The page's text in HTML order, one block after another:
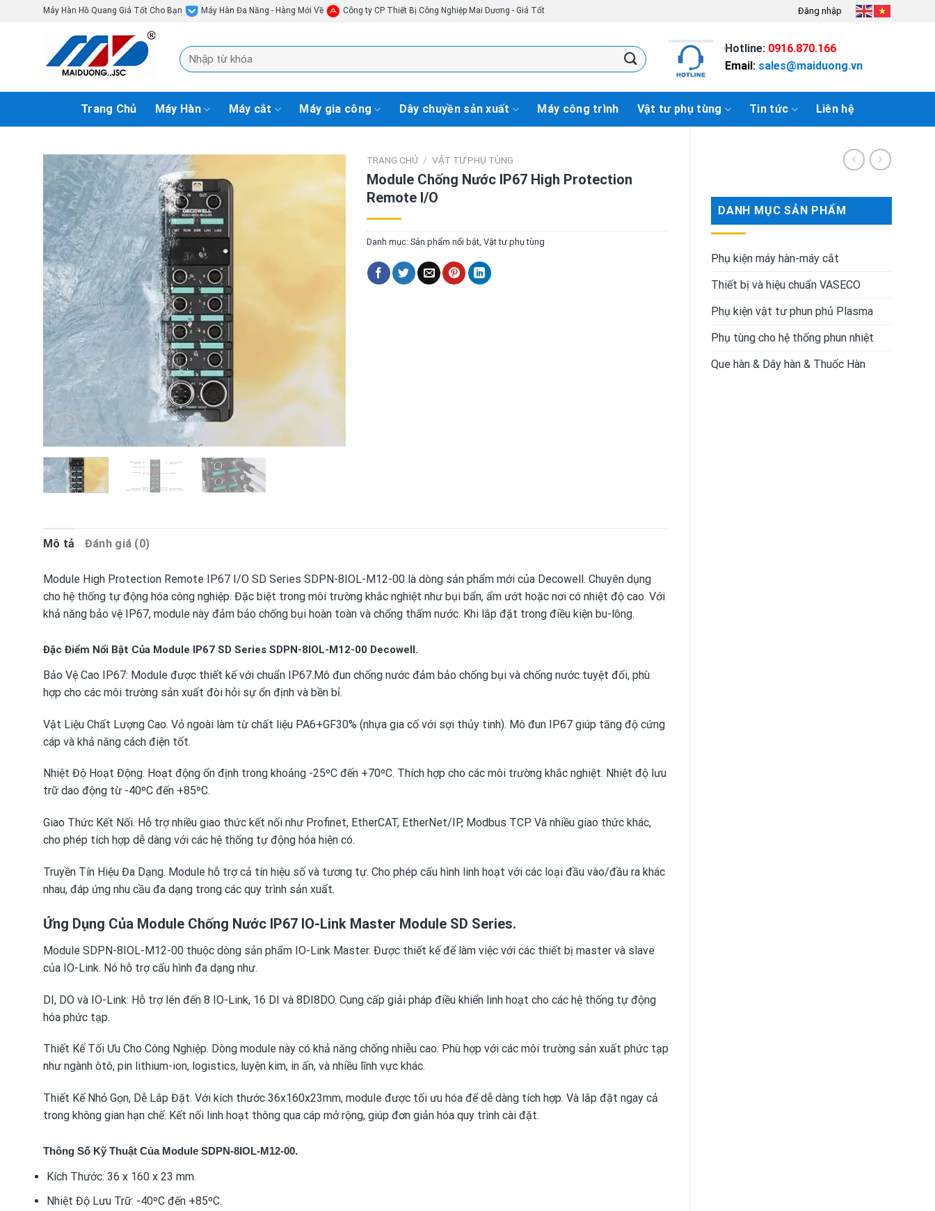
Máy Hàn Hồ Quang Giá Tốt Cho Bạn Máy Hàn Đa Năng - Hàng Mới Về Công ty CP Thiết Bị Công Nghiệp Mai Dương - Giá Tốt Đăng nhập
Tìm
kiếm:
Hotline: 0916.870.166
Email: sales@maiduong.vn
Trang Chủ Máy Hàn Máy cắt Máy gia công Dây chuyền sản xuất Máy công trình Vật tư phụ tùng Tin tức Liên hệ
DANH MỤC SẢN PHẨM
Phụ kiện máy hàn-máy cắt
Thiết bị và hiệu chuẩn VASECO
Phụ kiện vật tư phun phủ Plasma
Phụ tùng cho hệ thống phun nhiệt
Que hàn & Dây hàn & Thuốc Hàn
TRANG CHỦ / VẬT TƯ PHỤ TÙNG
Module Chống Nước IP67 High Protection
Remote I/O
Danh mục: Sản phẩm nổi bật, Vật tư phụ tùng
Mô tả Đánh giá (0)
Module High Protection Remote IP67 I/O SD Series SDPN-8IOL-M12-00 là dòng sản phẩm mới của Decowell. Chuyên dụng
cho hệ thống tự động hóa công nghiệp. Đặc biệt trong môi trường khắc nghiệt như bụi bẩn, ẩm ướt hoặc nơi có nhiệt độ cao. Với
khả năng bảo vệ IP67, module này đảm bảo chống bụi hoàn toàn và chống thấm nước. Khi lắp đặt trong điều kiện bu-lông.
Đặc Điểm Nổi Bật Của Module IP67 SD Series SDPN-8IOL-M12-00 Decowell.
Bảo Vệ Cao IP67: Module được thiết kế với chuẩn IP67.Mô đun chống nước đảm bảo chống bụi và chống nước tuyệt đối, phù
hợp cho các môi trường sản xuất đòi hỏi sự ổn định và bền bỉ.
Vật Liệu Chất Lượng Cao. Vỏ ngoài làm từ chất liệu PA6+GF30% (nhựa gia cố với sợi thủy tinh). Mô đun IP67 giúp tăng độ cứng
cáp và khả năng cách điện tốt.
Nhiệt Độ Hoạt Động. Hoạt động ổn định trong khoảng -25ºC đến +70ºC. Thích hợp cho các môi trường khắc nghiệt. Nhiệt độ lưu
trữ dao động từ -40ºC đến +85ºC.
Giao Thức Kết Nối. Hỗ trợ nhiều giao thức kết nối như Profinet, EtherCAT, EtherNet/IP, Modbus TCP. Và nhiều giao thức khác,
cho phép tích hợp dễ dàng với các hệ thống tự động hóa hiện có.
Truyền Tín Hiệu Đa Dạng. Module hỗ trợ cả tín hiệu số và tương tự. Cho phép cấu hình linh hoạt với các loại đầu vào/đầu ra khác
nhau, đáp ứng nhu cầu đa dạng trong các quy trình sản xuất.
Ứng Dụng Của Module Chống Nước IP67 IO-Link Master Module SD Series.
Module SDPN-8IOL-M12-00 thuộc dòng sản phẩm IO-Link Master. Được thiết kế để làm việc với các thiết bị master và slave
của IO-Link. Nó hỗ trợ cấu hình đa dạng như.
DI, DO và IO-Link: Hỗ trợ lên đến 8 IO-Link, 16 DI và 8DI8DO. Cung cấp giải pháp điều khiển linh hoạt cho các hệ thống tự động
hóa phức tạp.
Thiết Kế Tối Ưu Cho Công Nghiệp. Dòng module này có khả năng chống nhiễu cao. Phù hợp với các môi trường sản xuất phức tạp
như ngành ôtô, pin lithium-ion, logistics, luyện kim, in ấn, và nhiều lĩnh vực khác.
Thiết Kế Nhỏ Gọn, Dễ Lắp Đặt. Với kích thước 36x160x23mm, module được tối ưu hóa để dễ dàng tích hợp. Và lắp đặt ngay cả
trong không gian hạn chế. Kết nối linh hoạt thông qua cáp mở rộng, giúp đơn giản hóa quy trình cài đặt.
Thông Số Kỹ Thuật Của Module SDPN-8IOL-M12-00.
Kích Thước: 36 x 160 x 23 mm.
Nhiệt Độ Lưu Trữ: -40ºC đến +85ºC.